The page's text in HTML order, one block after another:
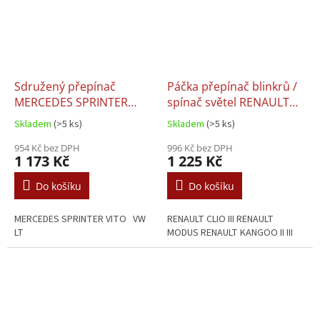
Sdružený přepínač
MERCEDES SPRINTER
VITO- 0005407445
Skladem (>5 ks)
954 Kč bez DPH
1 173 Kč
Do košíku
MERCEDES SPRINTER VITO VW
LT
Páčka přepínač blinkrů /
spínač světel RENAULT
CLIO MODUS KANGOO -
8201590638
Skladem (>5 ks)
996 Kč bez DPH
1 225 Kč
Do košíku
RENAULT CLIO III RENAULT
MODUS RENAULT KANGOO II III